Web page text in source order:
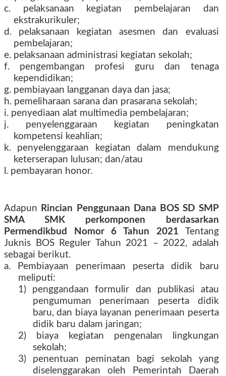
c. pelaksanaan kegiatan pembelajaran dan
ekstrakurikuler;
d. pelaksanaan kegiatan asesmen dan evaluasi
pembelajaran;
e. pelaksanaan administrasi kegiatan sekolah;
f. pengembangan profesi guru dan tenaga
kependidikan;
g. pembiayaan langganan daya dan jasa;
h. pemeliharaan sarana dan prasarana sekolah;
i. penyediaan alat multimedia pembelajaran;
j. penyelenggaraan kegiatan peningkatan
kompetensi keahlian;
k. penyelenggaraan kegiatan dalam mendukung
keterserapan lulusan; dan/atau
l. pembayaran honor.
Adapun
Rincian Penggunaan Dana BOS SD SMP
SMA SMK perkomponen berdasarkan
Permendikbud Nomor 6 Tahun 2021 Tentang
Juknis BOS Reguler Tahun 2021 – 2022, adalah
sebagai berikut.
a. Pembiayaan penerimaan peserta didik baru
meliputi:
1) penggandaan formulir dan publikasi atau
pengumuman penerimaan peserta didik
baru, dan biaya layanan penerimaan peserta
didik baru dalam jaringan;
2) biaya kegiatan pengenalan lingkungan
sekolah;
3) penentuan peminatan bagi sekolah yang
diselenggarakan oleh Pemerintah Daerah